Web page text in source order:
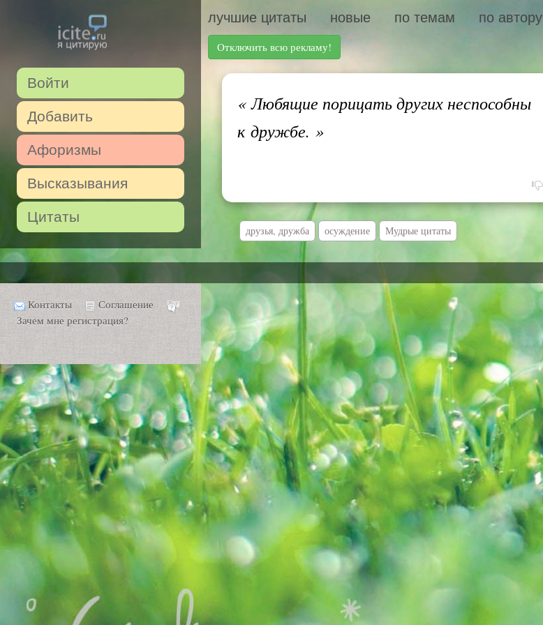
Войти
Добавить
Афоризмы
Высказывания
Цитаты
лучшие цитаты новые по темам по автору
Отключить всю рекламу!
«Любящие порицать других неспособны
к дружбе. »
друзья, дружба осуждение Мудрые цитаты
Контакты
Соглашение
Зачем мне регистрация?